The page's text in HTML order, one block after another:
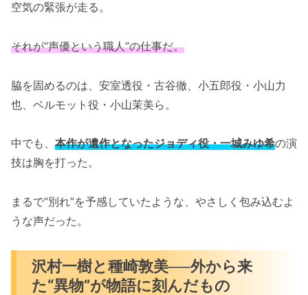
空気の緊張が走る。
それが“声優という職人”の仕事だ。
脇を固めるのは、安室透役・古谷徹、小五郎役・小山力
也、ベルモット役・小山茉美ら。
中でも、 本作が遺作となったジョディ役・一城みゆ希の演
技は胸を打った。
まるで“別れ”を予感していたような、やさしく包み込むよ
うな声だった。
沢村一樹と種崎敦美──外から来
た“異物”が物語に刻んだもの